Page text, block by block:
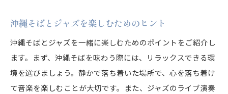
沖縄そばとジャズを楽しむためのヒント
沖縄そばとジャズを一緒に楽しむためのポイントをご紹介し
ます。まず、沖縄そばを味わう際には、リラックスできる環
境を選びましょう。静かで落ち着いた場所で、心を落ち着け
て音楽を楽しむことが大切です。また、ジャズのライブ演奏